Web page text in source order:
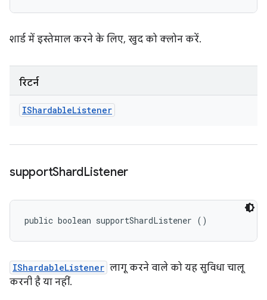
शार्ड में इस्तेमाल करने के लिए, खुद को क्लोन करें.
रिटर्न
IShardableListener
supportShardListener
public boolean supportShardListener ()
IShardableListener लागू करने वाले को यह सुविधा चालू
करनी है या नहीं.